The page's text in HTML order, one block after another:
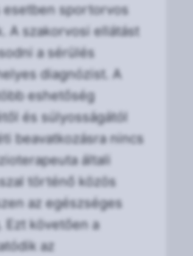
esetben sportorvos
A szakorvosi ellátást
a sérülés
diagnózist. A
eshetőség
és súlyosságától
beavatkozásra nincs
általi
történő közös
az egészséges
Ezt követően a
az